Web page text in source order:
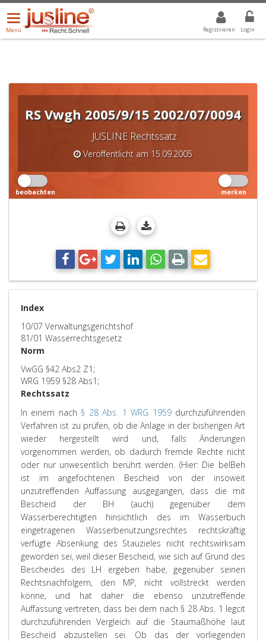
Registrieren Login
Menü
öffnen/schließen
Menü
ALLE DROPDOWN: GEWÄHLTER WERT IST ALLE
RS Vwgh 2005/9/15 2002/07/0094
JUSLINE Rechtssatz
Veröffentlicht am 15.09.2005
beobachten merken
Index
10/07 Verwaltungsgerichtshof
81/01 Wasserrechtsgesetz
Norm
VwGG §42 Abs2 Z1;
WRG 1959 §28 Abs1;
Rechtssatz
In einem nach § 28 Abs. 1 WRG 1959durchzuführenden
Verfahren ist zu prüfen, ob die Anlage in der bisherigen Art
wieder hergestellt wird und, falls Änderungen
vorgenommen werden, ob dadurch fremde Rechte nicht
oder nur unwesentlich berührt werden. (Hier: Die belBeh
ist im angefochtenen Bescheid von der insoweit
unzutreffenden Auffassung ausgegangen, dass die mit
Bescheid der BH (auch) gegenüber dem
Wasserberechtigten hinsichtlich des im Wasserbuch
eingetragenen Wasserbenutzungsrechtes rechtskräftig
verfügte Absenkung des Stauzieles nicht rechtswirksam
geworden sei, weil dieser Bescheid, wie sich auf Grund des
Bescheides des LH ergeben habe, gegenüber seinen
Rechtsnachfolgern, den MP, nicht vollstreckt werden
könne, und hat daher die ebenso unzutreffende
Auffassung vertreten, dass bei dem nach § 28 Abs. 1 legcit
durchzuführenden Vergleich auf die Staumaßhöhe laut
Bescheid abzustellen sei. Ob das der vorliegenden